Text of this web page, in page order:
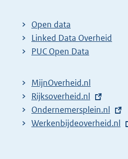
t
e
r
l
i
n
k
Open data
Linked Data Overheid
PUC Open Data
MijnOverheid.nl
E
x
t
Rijksoverheid.nl
E
x
Ondernemersplein.nl
E
Werkenbijdeoverheid.nl